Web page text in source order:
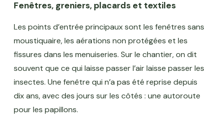
Fenêtres, greniers, placards et textiles
Les points d’entrée principaux sont les fenêtres sans
moustiquaire, les aérations non protégées et les
fissures dans les menuiseries. Sur le chantier, on dit
souvent que ce qui laisse passer l’air laisse passer les
insectes. Une fenêtre qui n’a pas été reprise depuis
dix ans, avec des jours sur les côtés : une autoroute
pour les papillons.